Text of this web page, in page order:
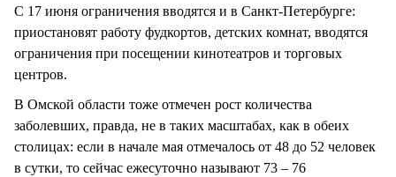
С 17 июня ограничения вводятся и в Санкт-Петербурге:
приостановят работу фудкортов, детских комнат, вводятся
ограничения при посещении кинотеатров и торговых
центров.
В Омской области тоже отмечен рост количества
заболевших, правда, не в таких масштабах, как в обеих
столицах: если в начале мая отмечалось от 48 до 52 человек
в сутки, то сейчас ежесуточно называют 73 – 76